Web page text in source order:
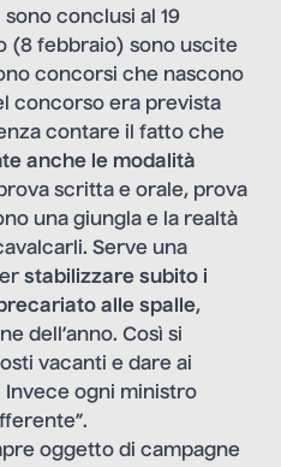
conclusi al 19
(8 febbraio) sono uscite
concorsi che nascono
concorso era prevista
contare il fatto che
anche le modalità
scritta e orale, prova
una giungla e la realtà
Serve una
stabilizzare subito i
alle spalle,
dell’anno. Così si
vacanti e dare ai
ogni ministro
oggetto di campagne